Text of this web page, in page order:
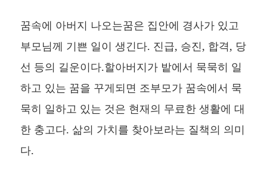
꿈속에 아버지 나오는꿈은 집안에 경사가 있고
부모님께 기쁜 일이 생긴다. 진급, 승진, 합격, 당
선 등의 길운이다.할아버지가 밭에서 묵묵히 일
하고 있는 꿈을 꾸게되면 조부모가 꿈속에서 묵
묵히 일하고 있는 것은 현재의 무료한 생활에 대
한 충고다. 삶의 가치를 찾아보라는 질책의 의미
다.